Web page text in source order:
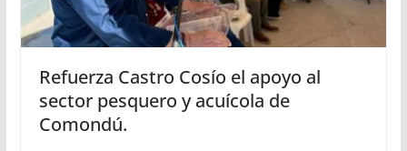
Refuerza Castro Cosío el apoyo al
sector pesquero y acuícola de
Comondú.